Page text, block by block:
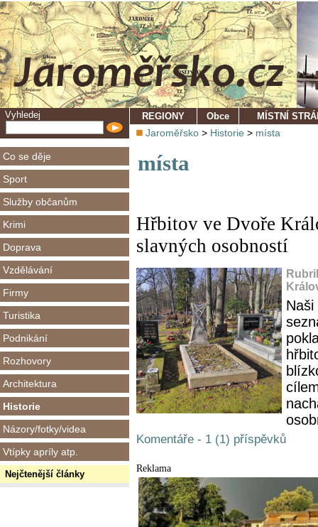
Vyhledej
Co se děje
Sport
Služby občanům
Krimi
Doprava
Vzdělávání
Firmy
Turistika
Podnikání
Rozhovory
Architektura
Historie
Názory/fotky/videa
Vtípky apríly atp.
Nejčtenější články
REGIONY Obce MÍSTNÍ
Jaroměřsko > Historie > místa
místa
Hřbitov ve Dvoře
slavných osobností
Komentáře - 1 (1) příspěvků
Reklama